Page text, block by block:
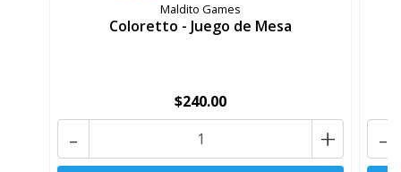
Maldito Games
Coloretto - Juego de Mesa
$240.00
+
- -